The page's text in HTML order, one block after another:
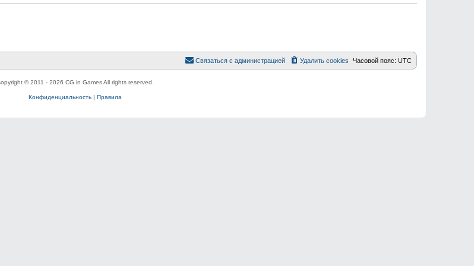
Часовой пояс: UTC
Удалить cookies
Связаться с администрацией
© 2011 - 2026 CG in Games All rights reserved.
Конфиденциальность| Правила